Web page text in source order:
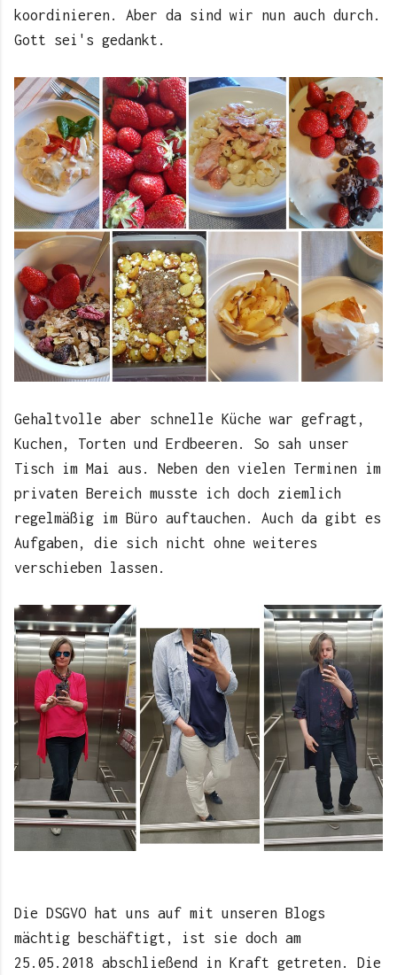
koordinieren. Aber da sind wir nun auch durch.
Gott sei's gedankt.
Gehaltvolle aber schnelle Küche war gefragt,
Kuchen, Torten und Erdbeeren. So sah unser
Tisch im Mai aus. Neben den vielen Terminen im
privaten Bereich musste ich doch ziemlich
regelmäßig im Büro auftauchen. Auch da gibt es
Aufgaben, die sich nicht ohne weiteres
verschieben lassen.
Die DSGVO hat uns auf mit unseren Blogs
mächtig beschäftigt, ist sie doch am
25.05.2018 abschließend in Kraft getreten. Die